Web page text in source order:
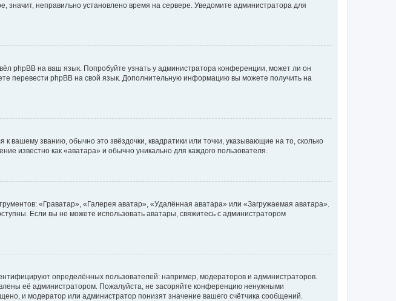
неправильно установлено время на сервере. Уведомите администратора для
phpBB на ваш язык. Попробуйте узнать у администратора конференции, может ли он
перевести phpBB на свой язык. Дополнительную информацию вы можете получить на
вашему званию, обычно это звёздочки, квадратики или точки, указывающие на то, сколько
известно как «аватара» и обычно уникально для каждого пользователя.
«Граватар», «Галерея аватар», «Удалённая аватара» или «Загружаемая аватара».
Если вы не можете использовать аватары, свяжитесь с администратором
определённых пользователей: например, модераторов и администраторов.
её администратором. Пожалуйста, не засоряйте конференцию ненужными
и модератор или администратор понизят значение вашего счётчика сообщений.